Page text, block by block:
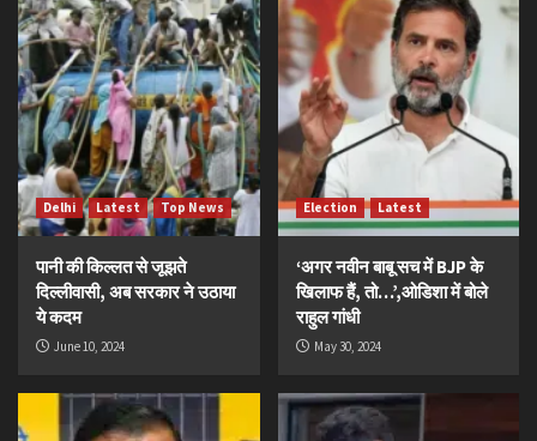
Delhi Latest Top News
पानी की किल्लत से जूझते
दिल्लीवासी, अब सरकार ने उठाया
ये कदम
June 10, 2024
Election Latest
‘अगर नवीन बाबू सच में BJP के
खिलाफ हैं, तो…’,ओडिशा में बोले
राहुल गांधी
May 30, 2024